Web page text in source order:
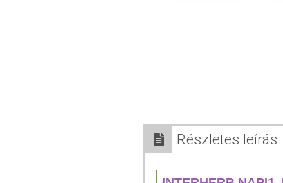
Részletes leírás